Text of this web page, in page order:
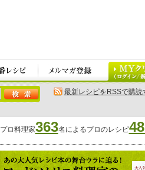
最新レシピをRSSで購読
プロ料理家363名によるプロのレシピ